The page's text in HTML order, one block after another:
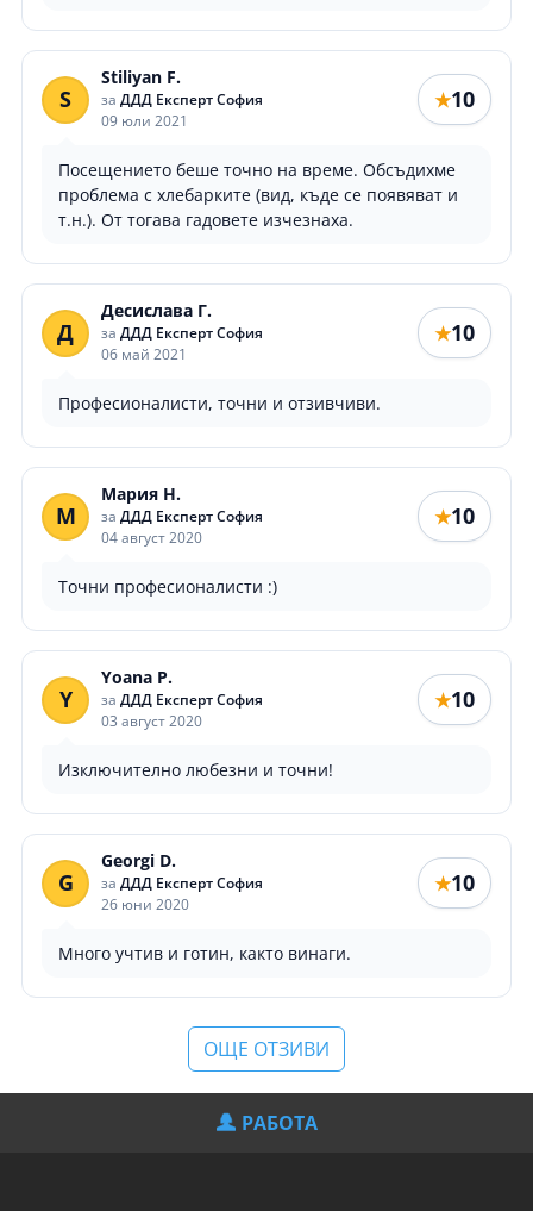
S
Stiliyan F.
за ДДД Експерт София
09 юли 2021
★10
Посещението беше точно на време. Обсъдихме
проблема с хлебарките (вид, къде се появяват и
т.н.). От тогава гадовете изчезнаха.
Д
Десислава Г.
за ДДД Експерт София
06 май 2021
★10
Професионалисти, точни и отзивчиви.
М
Мария Н.
за ДДД Експерт София
04 август 2020
★10
Точни професионалисти :)
Y
Yoana P.
за ДДД Експерт София
03 август 2020
★10
Изключително любезни и точни!
G
Georgi D.
за ДДД Експерт София
26 юни 2020
★10
Много учтив и готин, както винаги.
ОЩЕ ОТЗИВИ
РАБОТА